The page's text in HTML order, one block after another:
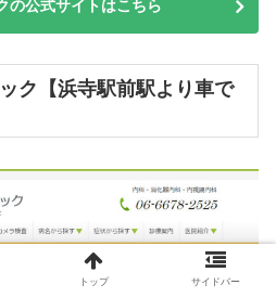
の公式サイトはこちら
ク【浜寺駅前駅より車で
トップ サイドバー